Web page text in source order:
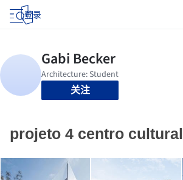
登录
关注
projeto 4 centro cultural